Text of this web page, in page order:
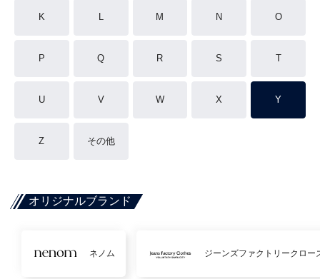
K L M N O
P Q R S T
U V W X Y
Z その他
オリジナルブランド
ネノム ジーンズファクトリークロー